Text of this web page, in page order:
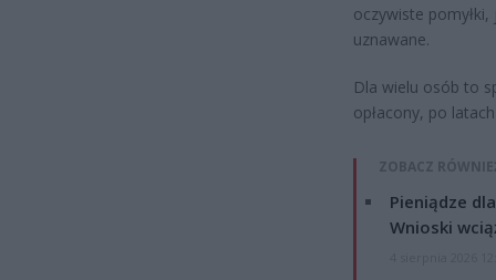
oczywiste
uznawane.
Dla wielu osób to
opłacony, po
ZOBACZ
Pieniądze
Wnioski